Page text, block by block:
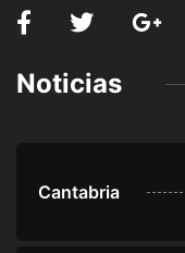
Noticias
Cantabria